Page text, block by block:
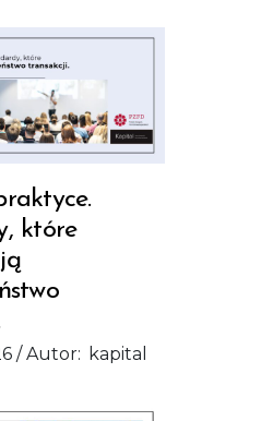
które
Autor: kapital